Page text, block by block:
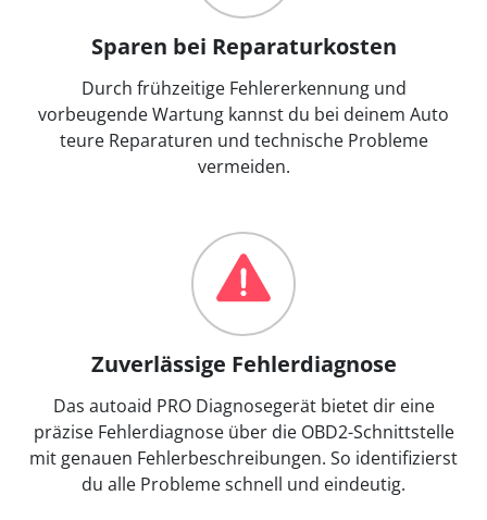
Sparen bei Reparaturkosten
Durch frühzeitige Fehlererkennung und
vorbeugende Wartung kannst du bei deinem Auto
teure Reparaturen und technische Probleme
vermeiden.
Zuverlässige Fehlerdiagnose
Das autoaid PRO Diagnosegerät bietet dir eine
präzise Fehlerdiagnose über die OBD2-Schnittstelle
mit genauen Fehlerbeschreibungen. So identifizierst
du alle Probleme schnell und eindeutig.